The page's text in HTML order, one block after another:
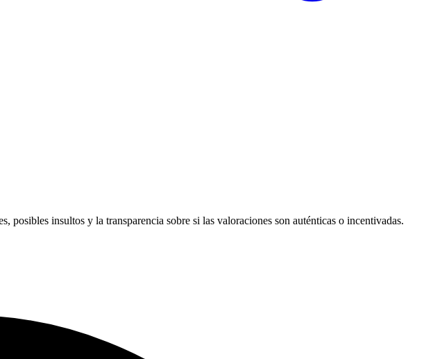
posibles insultos y la transparencia sobre si las valoraciones son auténticas o incentivadas.